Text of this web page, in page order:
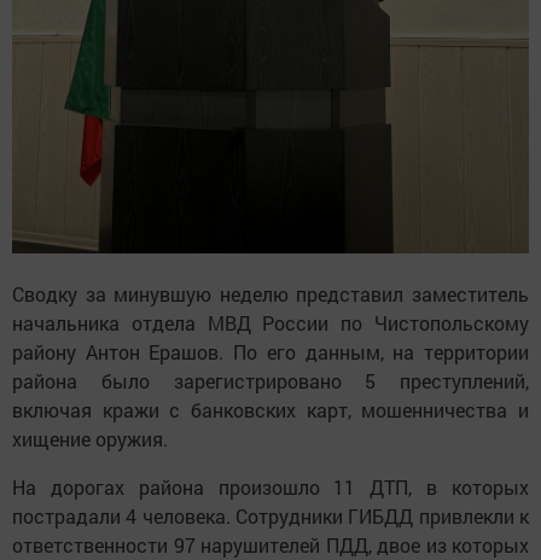
Сводку за минувшую неделю представил заместитель
начальника отдела МВД России по Чистопольскому
району Антон Ерашов. По его данным, на территории
района было зарегистрировано 5 преступлений,
включая кражи с банковских карт, мошенничества и
хищение оружия.
На дорогах района произошло 11 ДТП, в которых
пострадали 4 человека. Сотрудники ГИБДД привлекли к
ответственности 97 нарушителей ПДД, двое из которых